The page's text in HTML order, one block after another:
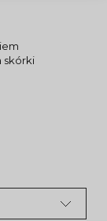
skórki